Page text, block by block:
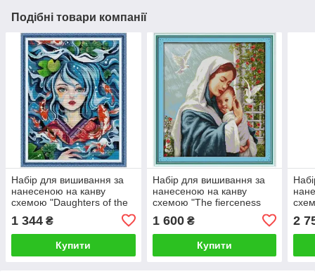
Подібні товари компанії
Набір для вишивання за
нанесеною на канву
схемою "Daughters of the
Sea III". AIDA 14CT printed
50*63 см
1 344 ₴
Купити
Набір для вишивання за
нанесеною на канву
схемою "The fierceness
AIDA 14CT printed 55*62
см
1 600₴
Купити
2